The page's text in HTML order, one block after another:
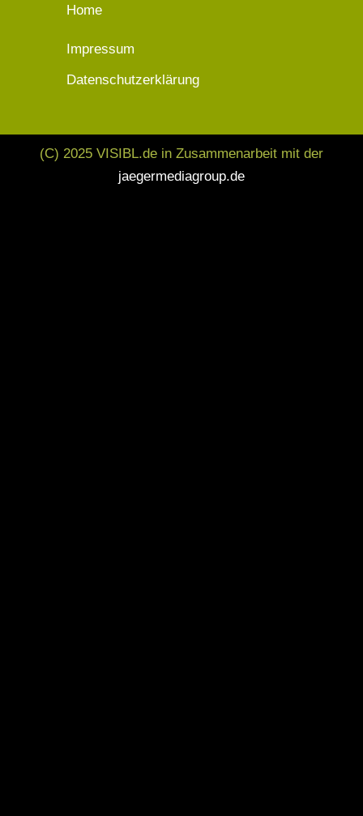
Home
Impressum
Datenschutzerklärung
(C) 2025 VISIBL.de in Zusammenarbeit mit der
jaegermediagroup.de